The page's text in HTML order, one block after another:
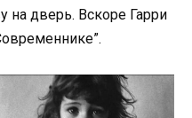
на дверь. Вскоре Гарри